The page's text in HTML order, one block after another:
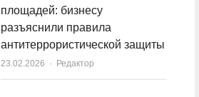
площадей: бизнесу
разъяснили правила
антитеррористической защиты
23.02.2026 Author
Редактор